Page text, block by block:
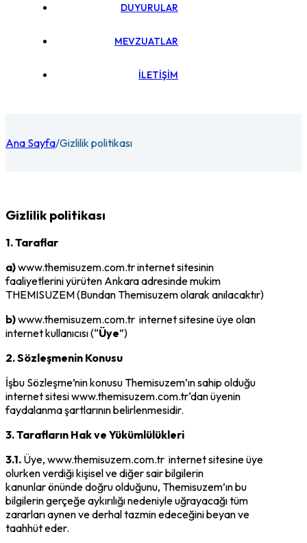
DUYURULAR
MEVZUATLAR
İLETİŞİM
Ana Sayfa/Gizlilik politikası
Gizlilik politikası
1. Taraflar
a)www.themisuzem.com.tr internet sitesinin
faaliyetlerini yürüten Ankara adresinde mukim
THEMISUZEM (Bundan Themisuzem olarak anılacaktır)
b)www.themisuzem.com.tr internet sitesine üye olan
internet kullanıcısı (“Üye”)
2. Sözleşmenin Konusu
İşbu Sözleşme’nin konusu Themisuzem’ın sahip olduğu
internet sitesi www.themisuzem.com.tr‘dan üyenin
faydalanma şartlarının belirlenmesidir.
3. Tarafların Hak ve Yükümlülükleri
3.1. Üye, www.themisuzem.com.tr internet sitesine üye
olurken verdiği kişisel ve diğer sair bilgilerin
kanunlar önünde doğru olduğunu, Themisuzem’ın bu
bilgilerin gerçeğe aykırılığı nedeniyle uğrayacağı tüm
zararları aynen ve derhal tazmin edeceğini beyan ve
taahhüt eder.